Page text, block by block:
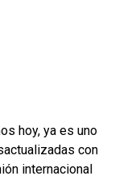
hoy, ya es uno
con
internacional